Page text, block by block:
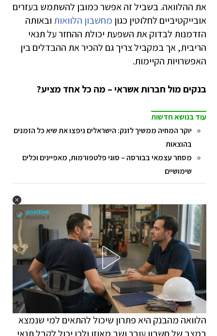
את ההלוואה. בשביל זה אפשר כמובן להשתמש בעזרים
אובייקטיביים לחלוטין כגון מחשבון הלוואות ובאותה
הזדמנות לבדוק את השפעת יכולת ההחזר על תנאי
הריבית, אך במקביל צריך גם להכיר את ההבדלים בין
האפשרויות הקיימות.
בנקים מול חברות אשראי – מה כל אחד מציע?
עוד בנושא חדשות
יוקר המחיה ממשיך לזנק: הישראלים ניפצו את שיא כל הזמנים
בהוצאות
מסחר עצמאי בבורסה – סוגי פלטפורמות, מאפיינים וכלים
שימושיים
הלוואה מהבנק היא פתרון שיכול להתאים למי שנמצא